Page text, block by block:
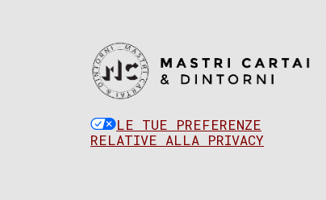
LE TUE PREFERENZE
RELATIVE ALLA PRIVACY